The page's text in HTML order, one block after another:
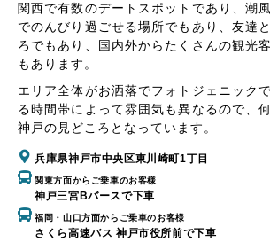
関西で有数のデートスポットであり、潮
でのんびり過ごせる場所でもあり、友達
ろでもあり、国内外からたくさんの観光
もあります。
エリア全体がお洒落でフォトジェニック
る時間帯によって雰囲気も異なるので、
神戸の見どころとなっています。
兵庫県神戸市中央区東川崎町1丁目
関東方面からご乗車のお客様
神戸三宮Bバースで下車
福岡・山口方面からご乗車のお客様
さくら高速バス 神戸市役所前で下車